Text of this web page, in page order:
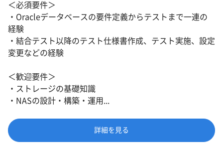
＜必須要件＞
・Oracleデータベースの要件定義からテストまで一連の
経験
・結合テスト以降のテスト仕様書作成、テスト実施、設定
変更などの経験
＜歓迎要件＞
・ストレージの基礎知識
・NASの設計・構築・運用...
詳細を見る